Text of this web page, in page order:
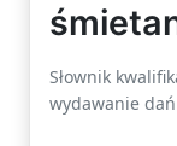
Słownik
wydawanie dań